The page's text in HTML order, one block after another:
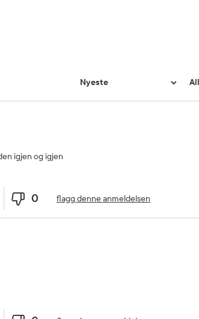
igjen og igjen
0 flagg denne anmeldelsen